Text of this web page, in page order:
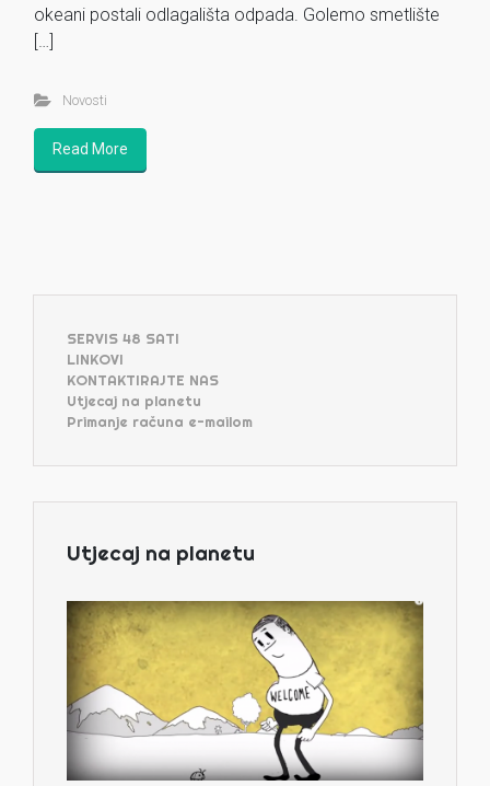
okeani postali odlagališta odpada. Golemo smetlište
[…]
Novosti
Read More
SERVIS 48 SATI
LINKOVI
KONTAKTIRAJTE NAS
Utjecaj na planetu
Primanje računa e-mailom
Utjecaj na planetu